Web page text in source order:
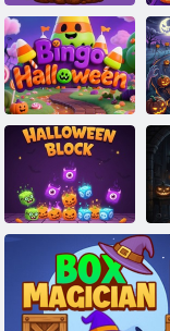
DinoHop
Bingo Helovīns
Helovīna bloks